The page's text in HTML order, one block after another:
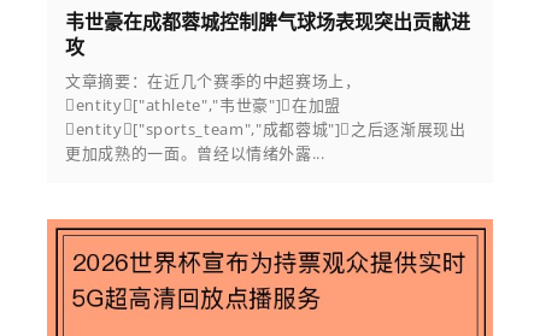
韦世豪在成都蓉城控制脾气球场表现突出贡献进
攻
文章摘要：在近几个赛季的中超赛场上，
entity["athlete","韦世豪"]在加盟
entity["sports_team","成都蓉城"]之后逐渐展现出
更加成熟的一面。曾经以情绪外露...